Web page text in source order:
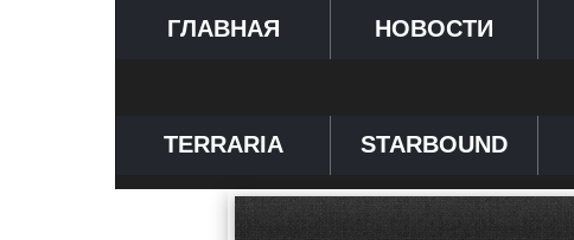
ГЛАВНАЯ НОВОСТИ
TERRARIA STARBOUND